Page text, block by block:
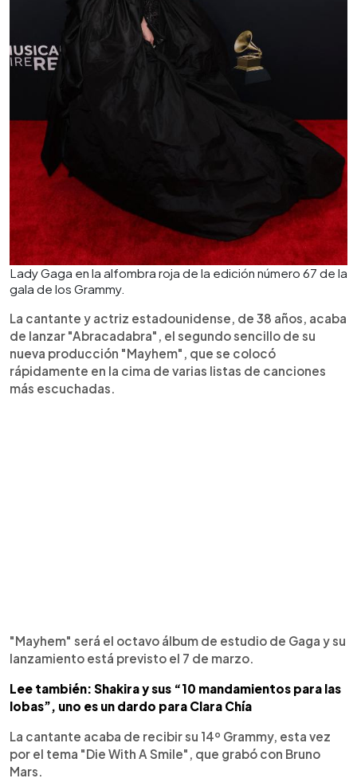
Lady Gaga en la alfombra roja de la edición número 67 de la
gala de los Grammy.
La cantante y actriz estadounidense, de 38 años, acaba
de lanzar "Abracadabra", el segundo sencillo de su
nueva producción "Mayhem", que se colocó
rápidamente en la cima de varias listas de canciones
más escuchadas.
"Mayhem" será el octavo álbum de estudio de Gaga y su
lanzamiento está previsto el 7 de marzo.
Lee también: Shakira y sus “10 mandamientos para las
lobas”, uno es un dardo para Clara Chía
La cantante acaba de recibir su 14º Grammy, esta vez
por el tema "Die With A Smile", que grabó con Bruno
Mars.